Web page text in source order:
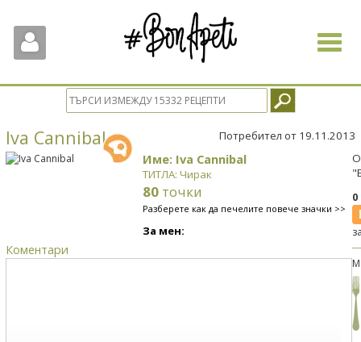
Toggle
Iva Cannibal Потребител от 19.11.2013
Име: Iva Cannibal
ТИТЛА: Чирак
80 точки
Разберете как да печелите повече значки >>
За мен:
Коментари